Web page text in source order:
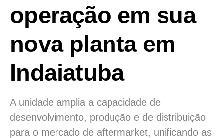
operação em sua
nova planta em
Indaiatuba
A unidade amplia a capacidade de
desenvolvimento, produção e de distribuição
para o mercado de aftermarket, unificando as